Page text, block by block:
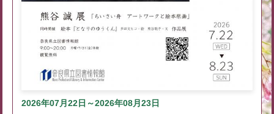
2026年07月22日～2026年08月23日